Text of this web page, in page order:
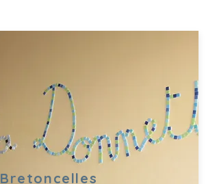
Bretoncelles